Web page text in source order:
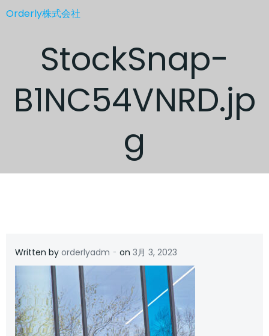
ン
ツ
ス
キ
プ
Orderly株式会社
StockSnap-
B1NC54VNRD.jp
g
Written by orderlyadm - on 3月 3, 2023